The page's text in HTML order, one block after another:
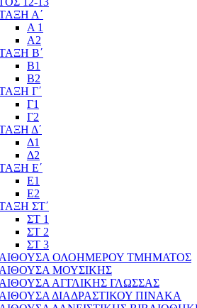
Α΄
Α 1
Α2
Β΄
Β1
Β2
Γ΄
Γ1
Γ2
Δ΄
Δ1
Δ2
Ε΄
Ε1
Ε2
ΣΤ΄
ΣΤ 1
ΣΤ 2
ΣΤ 3
ΑΙΘΟΥΣΑ ΟΛΟΗΜΕΡΟΥ ΤΜΗΜΑΤΟΣ
ΑΙΘΟΥΣΑ ΜΟΥΣΙΚΗΣ
ΑΙΘΟΥΣΑ ΑΓΓΛΙΚΗΣ ΓΛΩΣΣΑΣ
ΑΙΘΟΥΣΑ ΔΙΑΔΡΑΣΤΙΚΟΥ ΠΙΝΑΚΑ